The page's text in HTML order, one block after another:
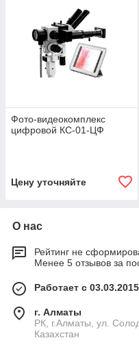
Фото-видеокомплекс
цифровой КС-01-ЦФ
Цену уточняйте
О нас
Рейтинг не
Менее 5 отзывов за
Работает с 03.03.2015
г. Алматы
РК, г.Алматы, ул.
Казахстан